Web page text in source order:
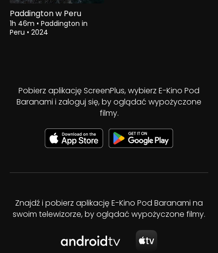
Paddington w Peru
1h 46m • Paddington in
Peru • 2024
Pobierz aplikację ScreenPlus, wybierz E-Kino Pod
Baranami i zaloguj się, by oglądać wypożyczone
filmy.
Znajdź i pobierz aplikację E-Kino Pod Baranami na
swoim telewizorze, by oglądać wypożyczone filmy.